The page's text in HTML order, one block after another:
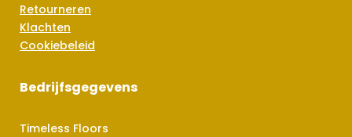
Retourneren
Klachten
Cookiebeleid
Bedrijfsgegevens
Timeless Floors